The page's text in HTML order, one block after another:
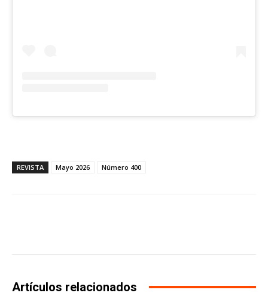
REVISTA Mayo 2026 Número 400
Artículos relacionados